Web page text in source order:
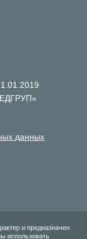
данных
и предназначен
использовать